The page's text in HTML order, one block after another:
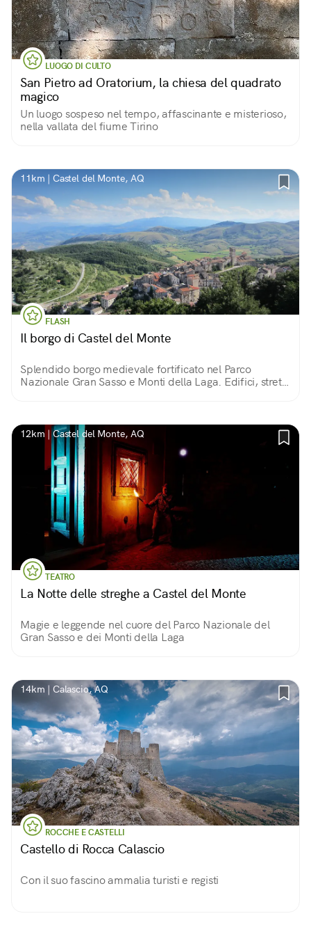
LUOGO DI CULTO
San Pietro ad Oratorium, la chiesa del quadrato
magico
Un luogo sospeso nel tempo, affascinante e misterioso,
nella vallata del fiume Tirino
11km | Castel del Monte, AQ
FLASH
Il borgo di Castel del Monte
Splendido borgo medievale fortificato nel Parco
Nazionale Gran Sasso e Monti della Laga. Edifici, strette
12km | Castel del Monte, AQ
TEATRO
La Notte delle streghe a Castel del Monte
Magie e leggende nel cuore del Parco Nazionale del
Gran Sasso e dei Monti della Laga
14km | Calascio, AQ
ROCCHE E CASTELLI
Castello di Rocca Calascio
Con il suo fascino ammalia turisti e registi